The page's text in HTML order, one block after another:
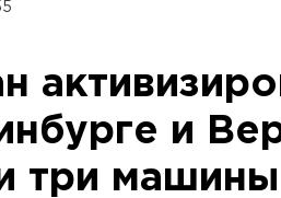
и
три машины